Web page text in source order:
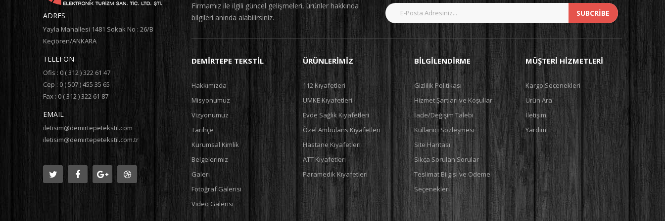
ADRES
Yayla Mahallesi 1481 Sokak No : 26/B
Keçiören/ANKARA
TELEFON
Ofis : 0 ( 312 ) 322 61 47
Cep : 0 ( 507 ) 455 35 65
Fax : 0 ( 312 ) 322 61 87
EMAIL
iletisim@demirtepetekstil.com
iletisim@demirtepetekstil.com.tr
Firmamız ile ilgili güncel gelişmeleri, ürünler hakkında
bilgileri anında alabilirsiniz.
SUBCRIBE
DEMIRTEPE TEKSTIL
Hakkımızda
Misyonumuz
Vizyonumuz
Tarihçe
Kurumsal Kimlik
Belgelerimiz
Galeri
Fotoğraf Galerisi
Video Galerisi
ÜRÜNLERIMIZ
112 Kıyafetleri
UMKE Kıyafetleri
Evde Sağlık Kıyafetleri
Özel Ambulans Kıyafetleri
Hastane Kıyafetleri
ATT Kıyafetleri
Paramedik Kıyafetleri
BILGILENDIRME
Gizlilik Politikası
Hizmet Şartları ve Koşullar
İade/Değişim Talebi
Kullanıcı Sözleşmesi
Site Haritası
Sıkça Sorulan Sorular
Teslimat Bilgisi ve Ödeme
Seçenekleri
MÜŞTERI HIZMETLERI
Kargo Seçenekleri
Ürün Ara
İletişim
Yardım